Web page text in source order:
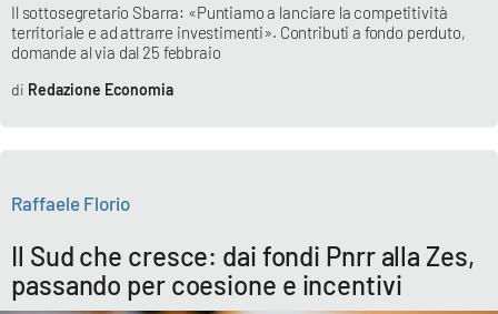
Ilvibonese.it
Catanzarochannel.it
Android
Apple
Il sottosegretario Sbarra: «Puntiamo a lanciare la competitività
territoriale e ad attrarre investimenti». Contributi a fondo perduto,
domande al via dal 25 febbraio
Redazione Economia
Il Sud che cresce: dai fondi Pnrr alla Zes,
passando per coesione e incentivi
Raffaele Florio